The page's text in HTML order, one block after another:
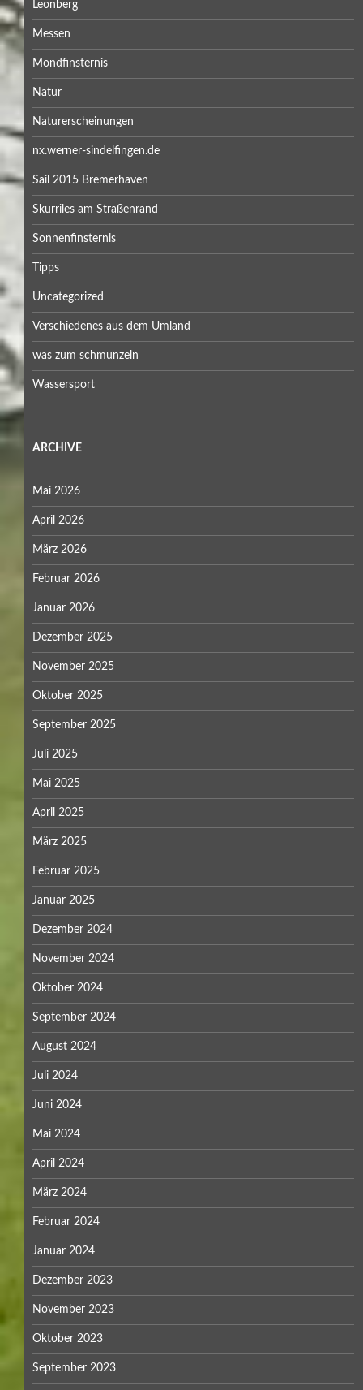
Leonberg
Messen
Mondfinsternis
Natur
Naturerscheinungen
nx.werner-sindelfingen.de
Sail 2015 Bremerhaven
Skurriles am Straßenrand
Sonnenfinsternis
Tipps
Uncategorized
Verschiedenes aus dem Umland
was zum schmunzeln
Wassersport
ARCHIVE
Mai 2026
April 2026
März 2026
Februar 2026
Januar 2026
Dezember 2025
November 2025
Oktober 2025
September 2025
Juli 2025
Mai 2025
April 2025
März 2025
Februar 2025
Januar 2025
Dezember 2024
November 2024
Oktober 2024
September 2024
August 2024
Juli 2024
Juni 2024
Mai 2024
April 2024
März 2024
Februar 2024
Januar 2024
Dezember 2023
November 2023
Oktober 2023
September 2023